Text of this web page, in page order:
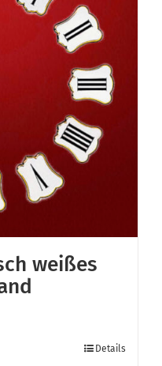
weißes
Details